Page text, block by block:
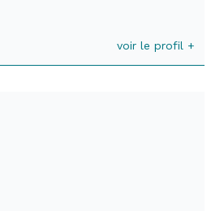
voir le profil +